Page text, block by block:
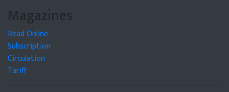
Magazines
Read Online
Subscription
Circulation
Tariff